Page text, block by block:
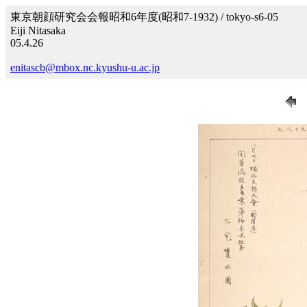
東京朝顔研究会会報昭和6年度(昭和7-1932) / tokyo-s6-05
Eiji Nitasaka
05.4.26
enitascb@mbox.nc.kyushu-u.ac.jp